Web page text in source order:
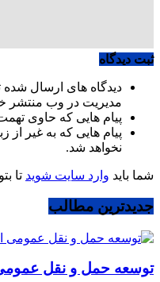
ثبت دیدگاه
دیدگاه های ارسال
مدیریت در وب منتشر
پیام هایی که حاوی
پیام هایی که به غیر از
نخواهد شد.
شما باید وارد سایت شوید تا
جدیدترین مطالب
توسعه حمل و نقل